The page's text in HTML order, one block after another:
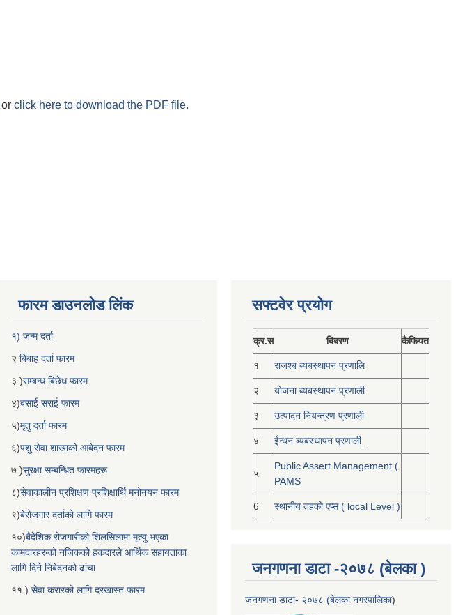
or click here to download the PDF file.
फारम डाउनलोड लिंक
१) जन्म दर्ता
२ बिबाह दर्ता फारम
३ )सम्बन्ध बिछेध फारम
४)बसाई सराई फारम
५)मृतु दर्ता फारम
६)पशु सेवा शाखाको आबेदन फारम
७ )सुरक्षा सम्बन्धित फारमहरू
८)सेवाकालीन प्रशिक्षण प्रशिक्षार्थि मनोनयन फारम
९)बेरोजगार दर्ताको लागि फारम
१०)बैदेशिक रोजगारीको शिलसिलामा मृत्यु भएका
कामदारहरुको नजिकको हकदारले आर्थिक सहायताका
लागि दिने निबेदनको ढांचा
११ ) सेवा करारको लागि दरखास्त फारम
सफ्टवेर प्रयोग
क्र.स बिबरण कैफियत
१ राजश्ब ब्यबस्थापन प्रणालि
२ योजना ब्यबस्थापन प्रणाली
३ उत्पादन नियन्त्रण प्रणाली
४ ईन्धन ब्यबस्थापन प्रणाली_
५
Public Assert Management (
PAMS
6 स्थानीय तहको एप्स ( local Level )
जनगणना डाटा -२०७८ (बेलका )
जनगणना डाटा- २०७८ (बेलका नगरपालिका)